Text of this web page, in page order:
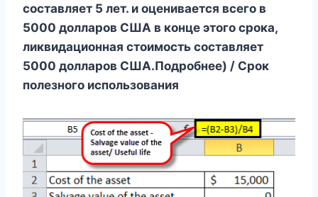
составляет 5 лет. и оценивается всего в
5000 долларов США в конце этого срока,
ликвидационная стоимость составляет
5000 долларов США.Подробнее) / Срок
полезного использования